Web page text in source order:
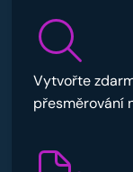
Vytvořte
přesměrování